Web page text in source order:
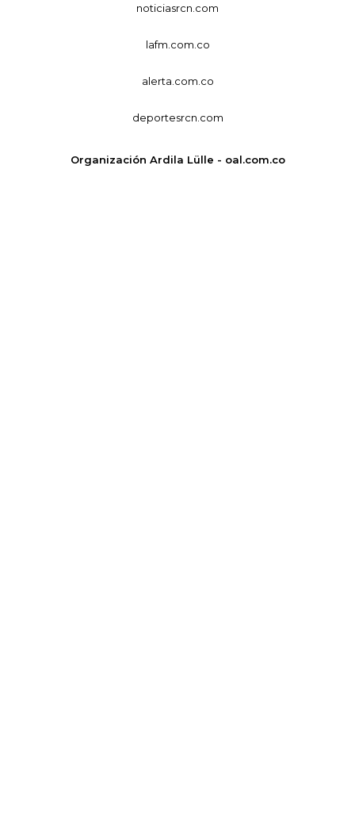
noticiasrcn.com
lafm.com.co
alerta.com.co
deportesrcn.com
Organización Ardila Lülle - oal.com.co